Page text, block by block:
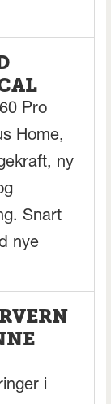
Pro
Home,
ny
Snart
nye
i